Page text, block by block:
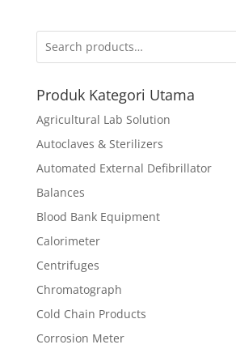
Produk Kategori Utama
Agricultural Lab Solution
Autoclaves & Sterilizers
Automated External Defibrillator
Balances
Blood Bank Equipment
Calorimeter
Centrifuges
Chromatograph
Cold Chain Products
Corrosion Meter